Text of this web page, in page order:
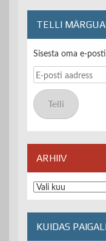
TELLI
Sisesta oma e-
E-
posti
aadress
Telli
ARHIIV
Arhiiv
KUIDAS